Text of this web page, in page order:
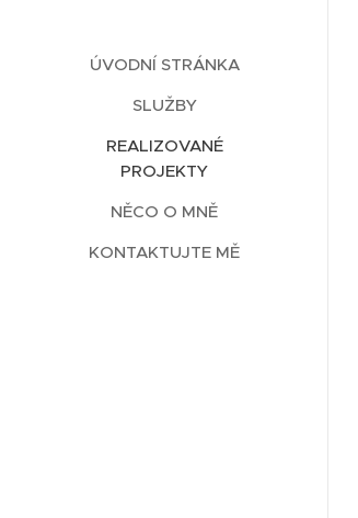
ÚVODNÍ STRÁNKA
SLUŽBY
REALIZOVANÉ
PROJEKTY
NĚCO O MNĚ
KONTAKTUJTE MĚ